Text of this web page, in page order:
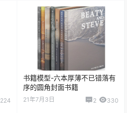
224
书籍模型-六本厚薄不已错落有
序的圆角封面书籍
21年7月3日 2 330